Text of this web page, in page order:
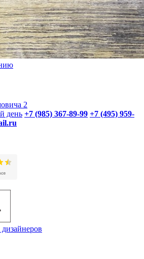
2
день +7 (985) 367-89-99 +7 (495) 959-